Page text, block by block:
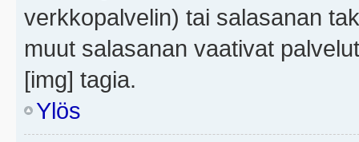
verkkopalvelin) tai salasanan
muut salasanan vaativat
[img] tagia.
Ylös